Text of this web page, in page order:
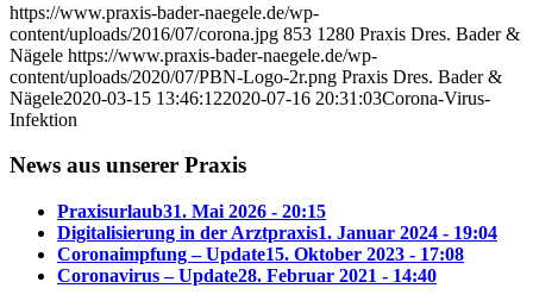
https://www.praxis-bader-naegele.de/wp-
content/uploads/2016/07/corona.jpg 853 1280 Praxis Dres. Bader &
Nägele https://www.praxis-bader-naegele.de/wp-
content/uploads/2020/07/PBN-Logo-2r.png Praxis Dres. Bader &
Nägele2020-03-15 13:46:122020-07-16 20:31:03Corona-Virus-
Infektion
News aus unserer Praxis
Praxisurlaub31. Mai 2026 - 20:15
Digitalisierung in der Arztpraxis1. Januar 2024 - 19:04
Coronaimpfung – Update15. Oktober 2023 - 17:08
Coronavirus – Update28. Februar 2021 - 14:40